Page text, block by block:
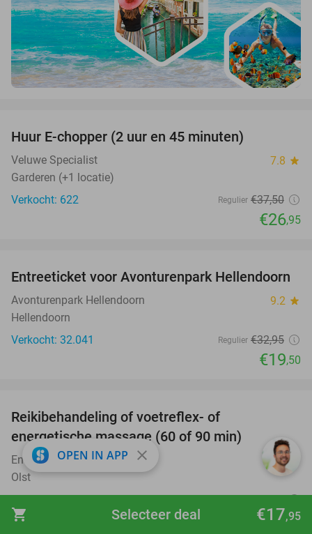
shopping_cart €17,95
Selecteer deal
Huur E-chopper (2 uur en 45 minuten)
Veluwe Specialist 7.8 star
Garderen (+1 locatie)
Verkocht: 622
Regulier €37,50
€26,95
41%
Entreeticket voor Avonturenpark Hellendoorn
Avonturenpark Hellendoorn 9.2 star
Hellendoorn
Verkocht: 32.041
Regulier €32,95
€19,50
OUT
Reikibehandeling of voetreflex- of
energetische massage (60 of 90 min)
Energetisch Centrum Charinty 10.0star
Olst
€24
OPEN IN APP close